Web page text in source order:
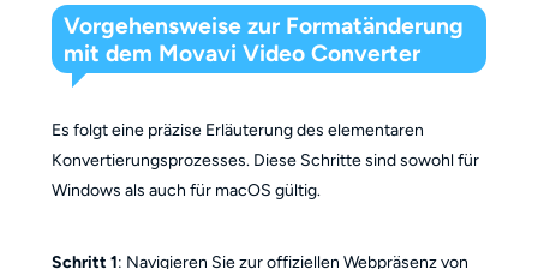
Vorgehensweise zur Formatänderung
mit dem Movavi Video Converter
Es folgt eine präzise Erläuterung des elementaren
Konvertierungsprozesses. Diese Schritte sind sowohl für
Windows als auch für macOS gültig.
Schritt 1: Navigieren Sie zur offiziellen Webpräsenz von